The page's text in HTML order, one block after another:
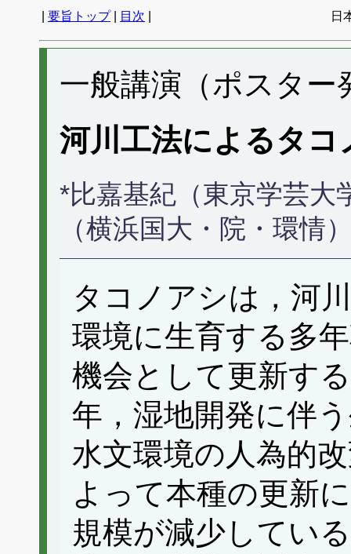
要旨トップ| 目次 日
一般講演（ポスター
河川工法によるタコ
*比嘉基紀（東京学芸大
（横浜国大・院・環情
タコノアシは，河
環境に生育する多
機会として更新す
年，湿地開発に伴
水文環境の人為的
よって本種の更新
規模が減少してい